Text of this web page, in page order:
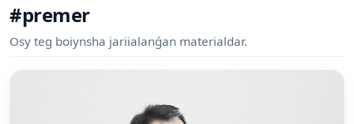
#premer
Osy teg boiynsha jariialanǵan materialdar.